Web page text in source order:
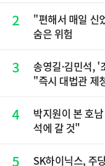
2
"편해서 매일 신
숨은 위험
3
송영길·김민석,
"즉시 대법관 제
4
박지원이 본 호
석에 갈 것"
5
SK하이닉스, 주